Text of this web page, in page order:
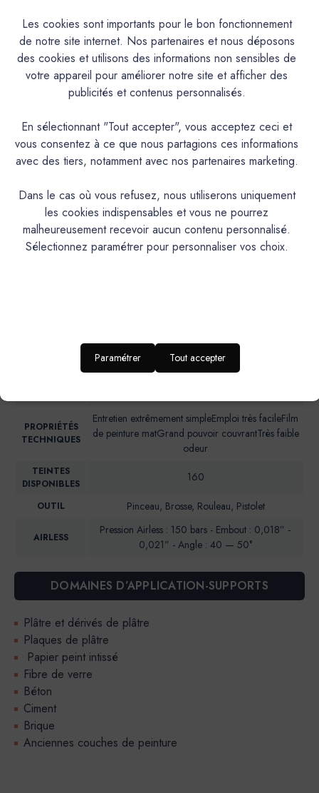
Caractéristiques
Documentation Technique
Couleurs & Échantillons
La Premium est une peinture acrylique très lavable mate en
phase aqueuse pour murs cuisine, hall d’entrée et salle de
bains aux propriétés d'entretien remarquables. Convient
également aux espaces humides
PRODUIT
Aspect mat soyeux
PROPRIÉTÉS
TECHNIQUES
Entretien extrêmement simpleEmploi très facileFilm
de peinture matGrand pouvoir couvrantTrès faible
odeur
TEINTES
DISPONIBLES
160
OUTIL Pinceau, Brosse, Rouleau, Pistolet
AIRLESS
Pression Airless : 150 bars - Embout : 0,018” ‐
0,021” - Angle : 40 — 50°
DOMAINES D’APPLICATION-SUPPORTS
Plâtre et dérivés de plâtre
Plaques de plâtre
Papier peint intissé
Fibre de verre
Béton
Ciment
Brique
Anciennes couches de peinture
Les cookies sont importants pour le bon fonctionnement
de notre site internet. Nos partenaires et nous déposons
des cookies et utilisons des informations non sensibles de
votre appareil pour améliorer notre site et afficher des
publicités et contenus personnalisés.
En sélectionnant "Tout accepter", vous acceptez ceci et
vous consentez à ce que nous partagions ces informations
avec des tiers, notamment avec nos partenaires marketing.
Dans le cas où vous refusez, nous utiliserons uniquement
les cookies indispensables et vous ne pourrez
malheureusement recevoir aucun contenu personnalisé.
Sélectionnez paramétrer pour personnaliser vos choix.
Paramétrer Tout accepter